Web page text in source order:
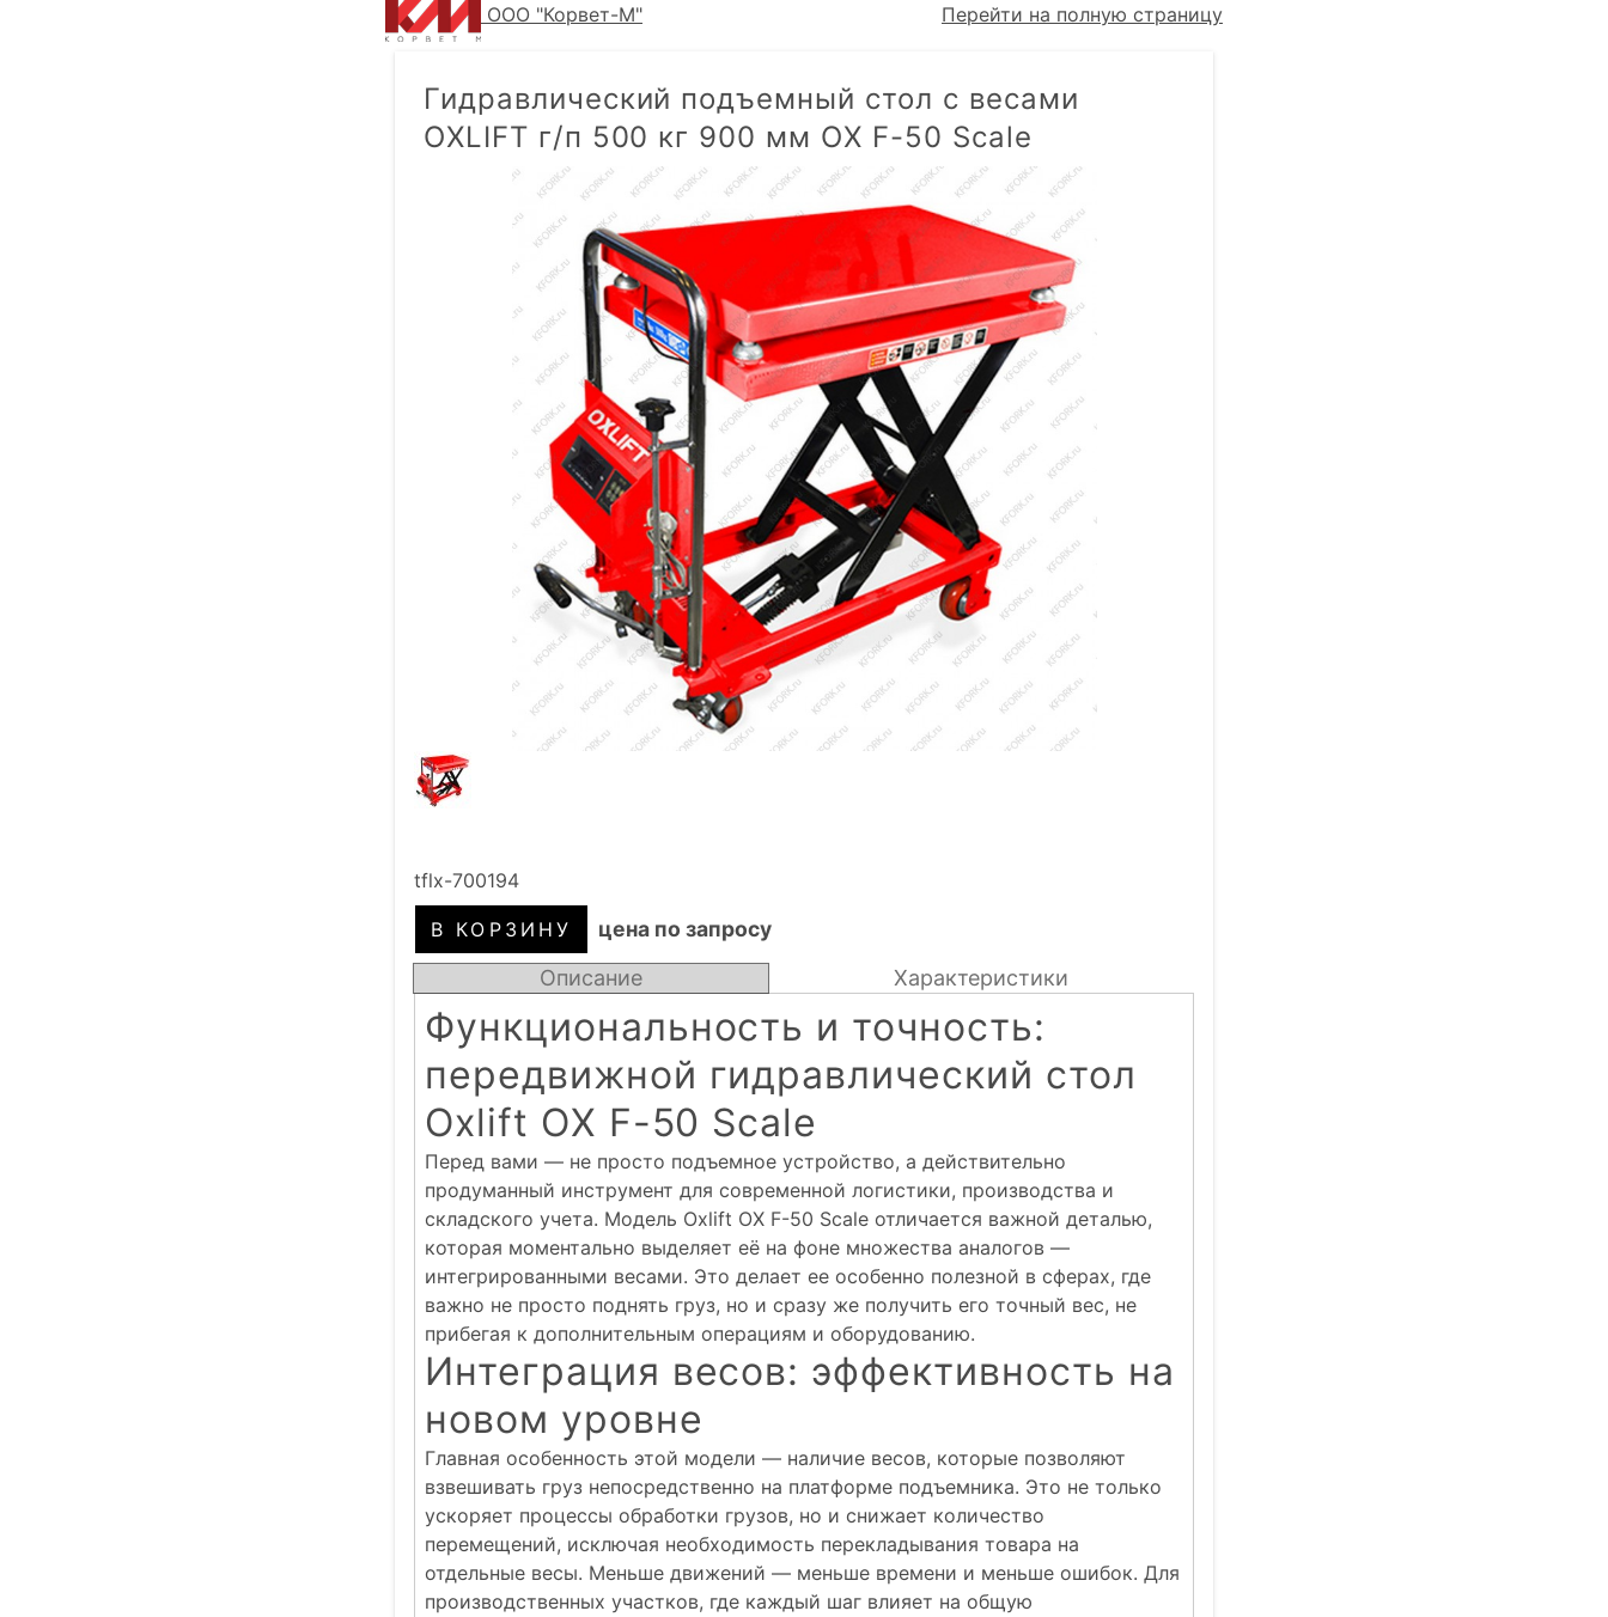
ООО "Корвет-М" Перейти на полную страницу
Гидравлический подъемный стол с весами
OXLIFT г/п 500 кг 900 мм OX F-50 Scale
tflx-700194
цена по запросу
Описание
Функциональность и точность:
передвижной гидравлический стол
Oxlift OX F-50 Scale
Перед вами — не просто подъемное устройство, а действительно
продуманный инструмент для современной логистики, производства и
складского учета. Модель Oxlift OX F-50 Scale отличается важной деталью,
которая моментально выделяет её на фоне множества аналогов —
интегрированными весами. Это делает ее особенно полезной в сферах, где
важно не просто поднять груз, но и сразу же получить его точный вес, не
прибегая к дополнительным операциям и оборудованию.
Интеграция весов: эффективность на
новом уровне
Главная особенность этой модели — наличие весов, которые позволяют
взвешивать груз непосредственно на платформе подъемника. Это не только
ускоряет процессы обработки грузов, но и снижает количество
перемещений, исключая необходимость перекладывания товара на
отдельные весы. Меньше движений — меньше времени и меньше ошибок. Для
производственных участков, где каждый шаг влияет на общую
Характеристики